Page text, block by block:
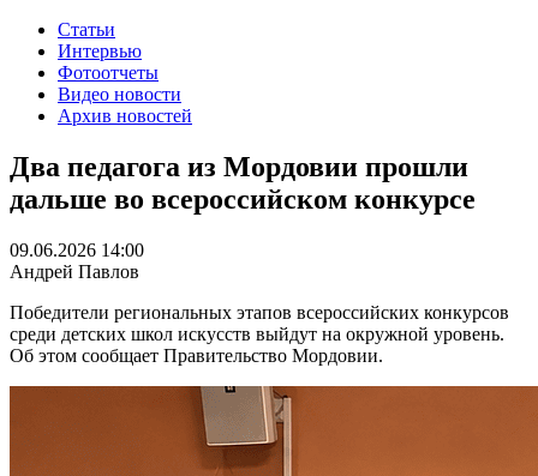
Статьи
Интервью
Фотоотчеты
Видео новости
Архив новостей
Два педагога из Мордовии прошли
дальше во всероссийском конкурсе
09.06.2026 14:00
Андрей Павлов
Победители региональных этапов всероссийских конкурсов
среди детских школ искусств выйдут на окружной уровень.
Об этом сообщает Правительство Мордовии.